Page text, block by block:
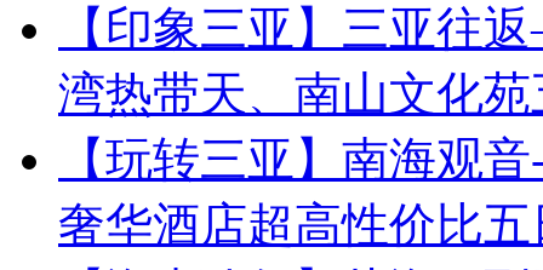
【印象三亚】三亚往
湾热带天、南山文化
【玩转三亚】南海观
奢华酒店超高性价比五